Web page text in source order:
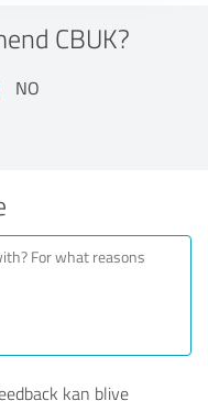
CBUK?
NO
kan blive